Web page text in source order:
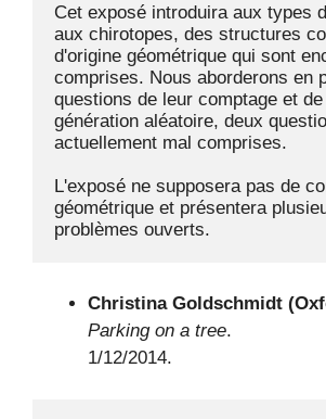
Cet exposé introduira aux types
aux chirotopes, des structures
d'origine géométrique qui sont
comprises. Nous aborderons en
questions de leur comptage et
génération aléatoire, deux
actuellement mal comprises.
L'exposé ne supposera pas de
géométrique et présentera
problèmes ouverts.
Christina Goldschmidt
Parking on a tree.
1/12/2014.